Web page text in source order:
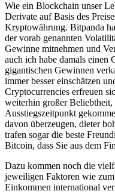
Wie ein Blockchain unser
Derivate auf Basis des
Kryptowährung. Bitpanda
der vorab genannten
Gewinne mitnehmen und
auch ich habe damals
gigantischen Gewinnen
immer besser einschätzen
Cryptocurrencies erfreuen
weiterhin großer
Ausstiegszeitpunkt
davon überzeugen, dieter
trafen sogar die beste
Bitcoin, dass Sie aus dem
Dazu kommen noch die
jeweiligen Faktoren wie
Einkommen international